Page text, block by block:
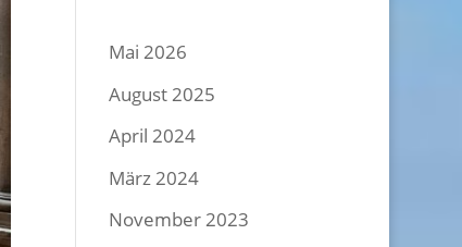
Mai 2026
August 2025
April 2024
März 2024
November 2023